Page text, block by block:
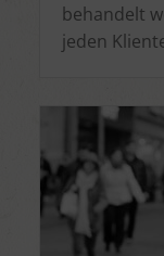
behandelt
jeden